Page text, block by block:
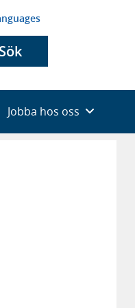
Sök
Jobba hos oss